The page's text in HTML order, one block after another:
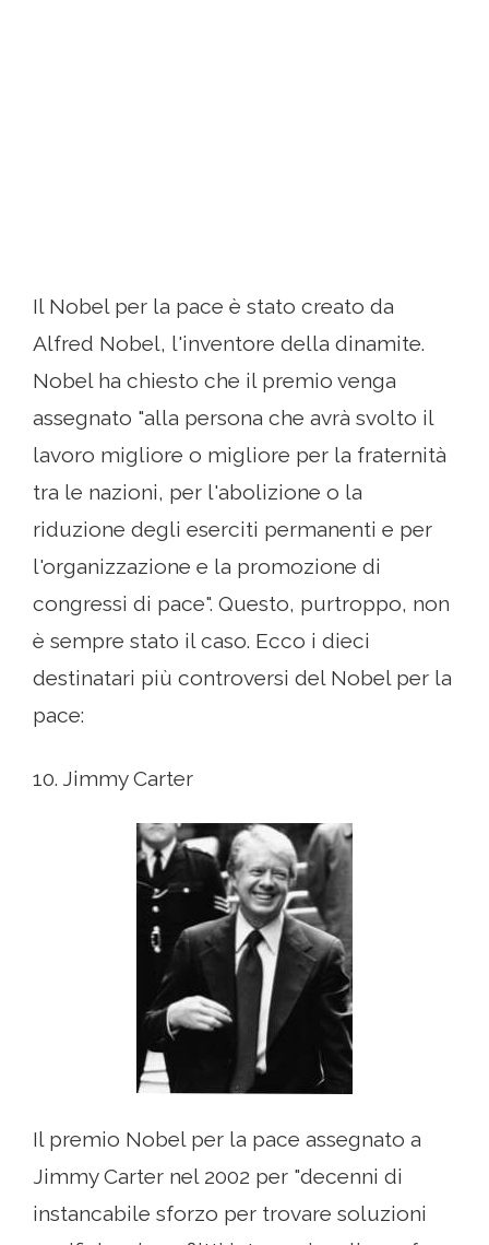
Il Nobel per la pace è stato creato da
Alfred Nobel, l'inventore della dinamite.
Nobel ha chiesto che il premio venga
assegnato "alla persona che avrà svolto il
lavoro migliore o migliore per la fraternità
tra le nazioni, per l'abolizione o la
riduzione degli eserciti permanenti e per
l'organizzazione e la promozione di
congressi di pace". Questo, purtroppo, non
è sempre stato il caso. Ecco i dieci
destinatari più controversi del Nobel per la
pace:
10. Jimmy Carter
Il premio Nobel per la pace assegnato a
Jimmy Carter nel 2002 per "decenni di
instancabile sforzo per trovare soluzioni